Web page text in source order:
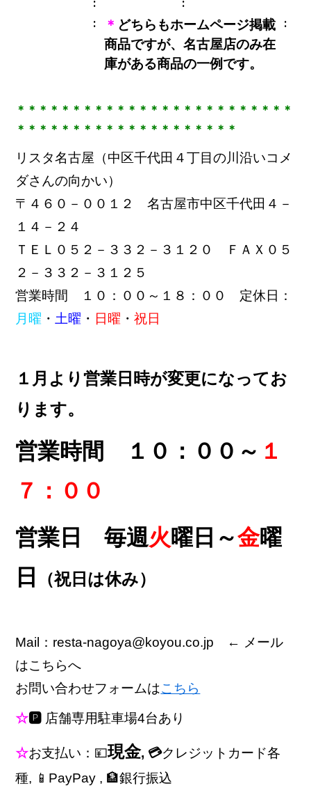
＊ どちらもホームページ掲載
商品ですが、名古屋店のみ在
庫がある商品の一例です。
＊＊＊＊＊＊＊＊＊＊＊＊＊＊＊＊＊＊＊＊＊＊＊＊＊
＊＊＊＊＊＊＊＊＊＊＊＊＊＊＊＊＊＊＊＊
リスタ名古屋（中区千代田４丁目の川沿いコメ
ダさんの向かい）
〒４６０－００１２ 名古屋市中区千代田４－
１４－２４
ＴＥＬ０５２－３３２－３１２０ ＦＡＸ０５
２－３３２－３１２５
営業時間 １０：００～１８：００ 定休日：
月曜 ・ 土曜 ・ 日曜 ・祝日
１月より営業日時が変更になってお
ります。
営業時間 １０：００～ １
７：００
営業日 毎週火曜日～金曜
日
（祝日は休み）
Mail：resta-nagoya@koyou.co.jp ← メール
はこちらへ
お問い合わせフォームはこちら
☆🅿 店舗専用駐車場4台あり
☆お支払い：💴現金, 💳クレジットカード各
種, 📱PayPay , 🏦銀行振込